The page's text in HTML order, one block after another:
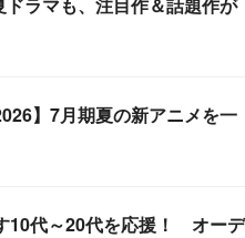
】7月期夏の新アニメを一
10代～20代を応援！ オーデ